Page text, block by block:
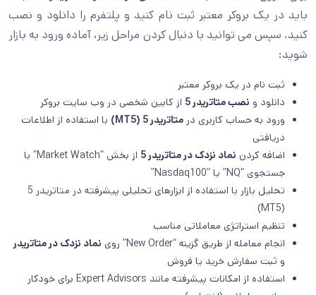
باید در یک بروکر معتبر ثبت نام کنید و پلتفرم را دانلود و نصب
کنید. سپس می توانید با دنبال کردن مراحل زیر، آماده ورود به بازار
شوید:
ثبت نام در یک بروکر معتبر
دانلود و نصب متاتریدر 5
از کابین شخصی در وب سایت بروکر
ورود به حساب کاربری در متاتریدر 5 (MT5)
با استفاده از اطلاعات
دریافتی
اضافه کردن نماد نزدک در متاتریدر 5
از بخش “Market Watch” با
جستجوی “NQ” یا “Nasdaq100”
تحلیل بازار با استفاده از ابزارهای تحلیلی پیشرفته در متاتریدر 5
(MT5)
تنظیم استراتژی معاملاتی مناسب
انجام معامله از طریق گزینه “New Order” روی
نماد نزدک در متاتریدر
و ثبت سفارش خرید یا فروش
استفاده از امکانات پیشرفته مانند Expert Advisors برای خودکار